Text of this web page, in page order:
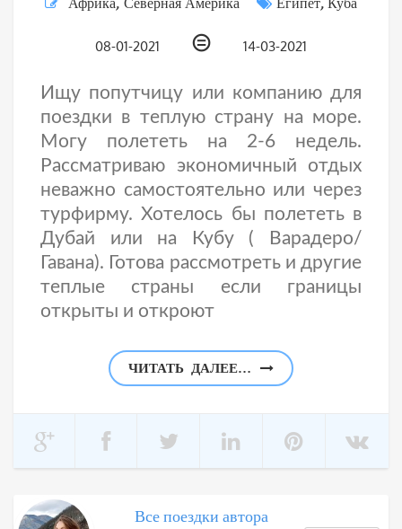
08-01-2021 ⊜ 14-03-2021
Ищу попутчицу или компанию для
поездки в теплую страну на море.
Могу полететь на 2-6 недель.
Рассматриваю экономичный отдых
неважно самостоятельно или через
турфирму. Хотелось бы полететь в
Дубай или на Кубу ( Варадеро/
Гавана). Готова рассмотреть и другие
теплые страны если границы
открыты и откроют
ЧИТАТЬ ДАЛЕЕ…
Все поездки автора